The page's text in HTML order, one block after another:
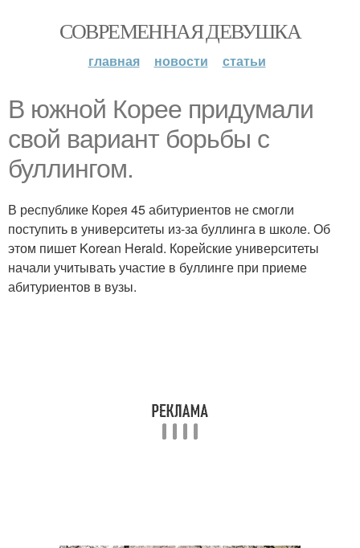
СОВРЕМЕННАЯ ДЕВУШКА
главная новости статьи
В южной Корее придумали
свой вариант борьбы с
буллингом.
В республике Корея 45 абитуриентов не смогли
поступить в университеты из-за буллинга в школе. Об
этом пишет Korean Herald. Корейские университеты
начали учитывать участие в буллинге при приеме
абитуриентов в вузы.